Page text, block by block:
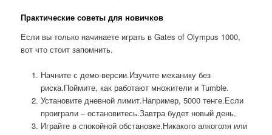
Практические советы для новичков
Если вы только начинаете играть в Gates of Olympus 1000,
вот что стоит запомнить.
Начните с демо-версии.Изучите механику без
риска.Поймите, как работают множители и Tumble.
Установите дневной лимит.Например, 5000 тенге.Если
проиграли – остановитесь.Завтра будет новый день.
Играйте в спокойной обстановке.Никакого алкоголя или